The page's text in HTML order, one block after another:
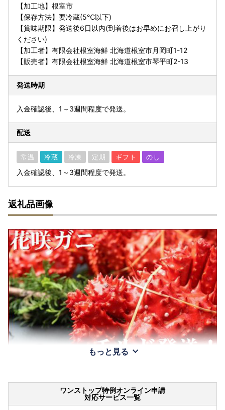
【加工地】根室市
【保存方法】要冷蔵(5℃以下)
【賞味期限】発送後6日以内(到着後はお早めにお召し上がり
ください)
【加工者】有限会社根室海鮮 北海道根室市月岡町1-12
【販売者】有限会社根室海鮮 北海道根室市琴平町2-13
発送時期
入金確認後、1～3週間程度で発送。
配送
常温 冷蔵 冷凍 定期 ギフト のし
入金確認後、1～3週間程度で発送。
返礼品画像
もっと見る
ワンストップ特例オンライン申請
対応サービス一覧